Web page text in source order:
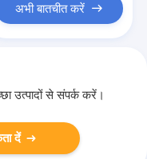
अभी बातचीत करें
उत्पादों से संपर्क करें।
दें